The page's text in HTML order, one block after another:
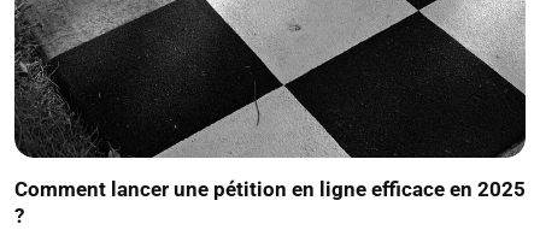
Comment lancer une pétition en ligne efficace en 2025
?